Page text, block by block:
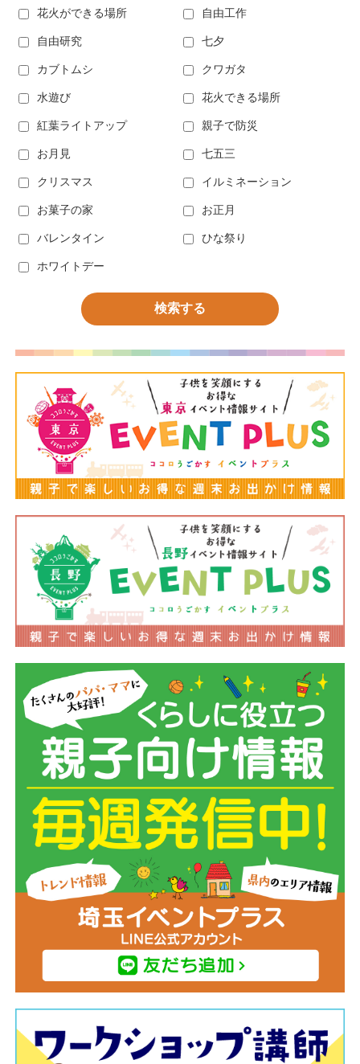
花火ができる場所 自由工作
自由研究 七夕
カブトムシ クワガタ
水遊び 花火できる場所
紅葉ライトアップ 親子で防災
お月見 七五三
クリスマス イルミネーション
お菓子の家 お正月
バレンタイン ひな祭り
ホワイトデー